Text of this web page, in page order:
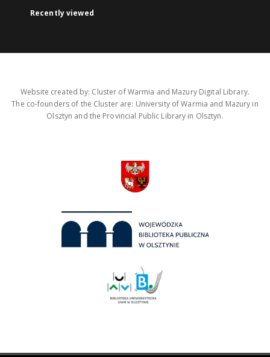
Recently viewed
Website created by: Cluster of Warmia and Mazury Digital Library.
The co-founders of the Cluster are: University of Warmia and Mazury in
Olsztyn and the Provincial Public Library in Olsztyn.